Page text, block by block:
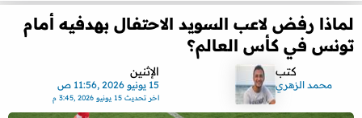
لماذا رفض لاعب السويد الاحتفال بهدفيه أمام
تونس في كأس العالم؟
كتب
محمد الزهري
الإثنين
15 يونيو 2026 ,11:56 ص
اخر تحديث15 يونيو 2026 ,3:45 م